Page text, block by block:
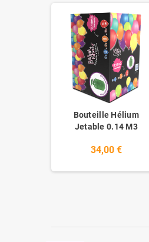
Bouteille Hélium
Jetable 0.14 M3
34,00 €